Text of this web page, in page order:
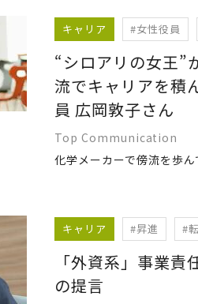
キャリア #女性役員
“シロアリの女王”
流でキャリアを積
員 広岡敦子さん
Top Communication
キャリア #昇進 #
「外資系」事業
の提言